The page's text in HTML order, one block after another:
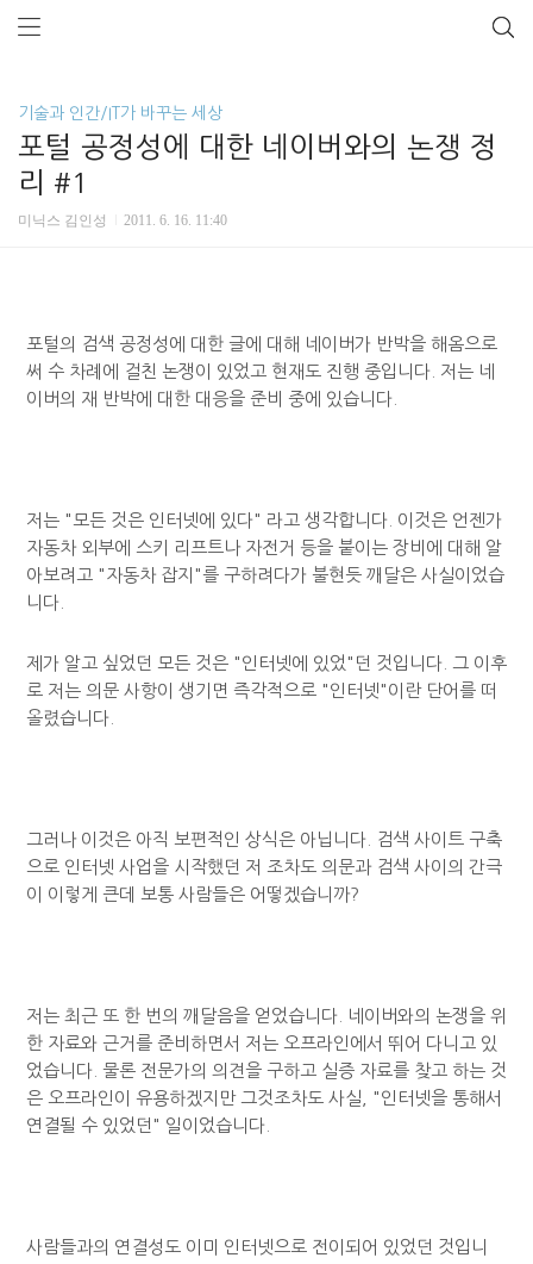
기술과 인간/IT가 바꾸는 세상
포털 공정성에 대한 네이버와의 논쟁 정
리 #1
미닉스 김인성 2011. 6. 16. 11:40
포털의 검색 공정성에 대한 글에 대해 네이버가 반박을 해옴으로
써 수 차례에 걸친 논쟁이 있었고 현재도 진행 중입니다. 저는 네
이버의 재 반박에 대한 대응을 준비 중에 있습니다.
저는 "모든 것은 인터넷에 있다" 라고 생각합니다. 이것은 언젠가
자동차 외부에 스키 리프트나 자전거 등을 붙이는 장비에 대해 알
아보려고 "자동차 잡지"를 구하려다가 불현듯 깨달은 사실이었습
니다.
제가 알고 싶었던 모든 것은 "인터넷에 있었"던 것입니다. 그 이후
로 저는 의문 사항이 생기면 즉각적으로 "인터넷"이란 단어를 떠
올렸습니다.
그러나 이것은 아직 보편적인 상식은 아닙니다. 검색 사이트 구축
으로 인터넷 사업을 시작했던 저 조차도 의문과 검색 사이의 간극
이 이렇게 큰데 보통 사람들은 어떻겠습니까?
저는 최근 또 한 번의 깨달음을 얻었습니다. 네이버와의 논쟁을 위
한 자료와 근거를 준비하면서 저는 오프라인에서 뛰어 다니고 있
었습니다. 물론 전문가의 의견을 구하고 실증 자료를 찾고 하는 것
은 오프라인이 유용하겠지만 그것조차도 사실, "인터넷을 통해서
연결될 수 있었던" 일이었습니다.
사람들과의 연결성도 이미 인터넷으로 전이되어 있었던 것입니